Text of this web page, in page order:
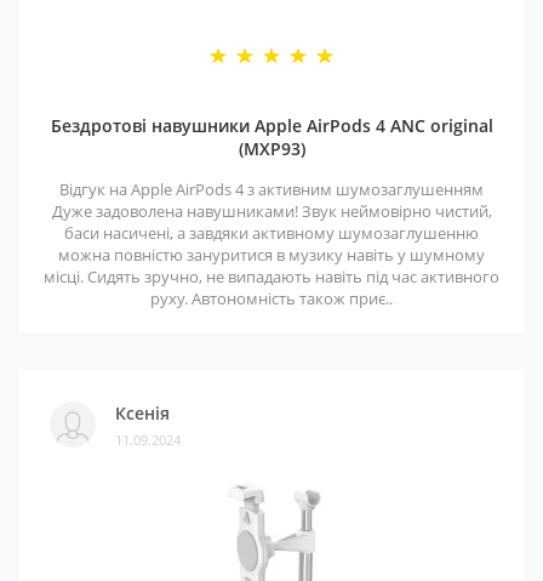
Бездротові навушники Apple AirPods 4 ANC original
(MXP93)
Відгук на Apple AirPods 4 з активним шумозаглушенням
Дуже задоволена навушниками! Звук неймовірно чистий,
баси насичені, а завдяки активному шумозаглушенню
можна повністю зануритися в музику навіть у шумному
місці. Сидять зручно, не випадають навіть під час активного
руху. Автономність також приє..
Ксенія
11.09.2024